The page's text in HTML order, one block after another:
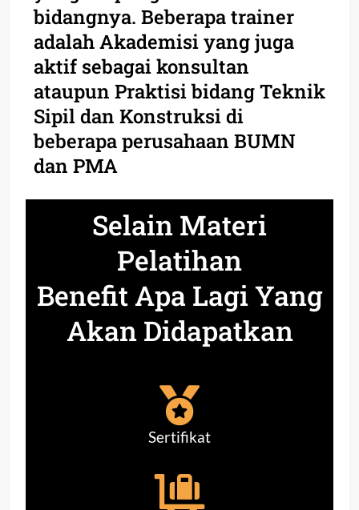
bidangnya. Beberapa trainer
adalah Akademisi yang juga
aktif sebagai konsultan
ataupun Praktisi bidang Teknik
Sipil dan Konstruksi di
beberapa perusahaan BUMN
dan PMA
Selain Materi
Pelatihan
Benefit Apa Lagi Yang
Akan Didapatkan
Sertifikat